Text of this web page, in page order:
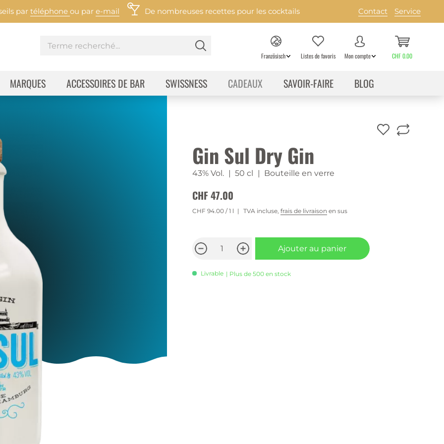
par téléphone ou par e-mail De nombreuses recettes pour les cocktails Contact Service
Französisch Listes de favoris Mon compte CHF 0.00
MARQUES ACCESSOIRES DE BAR SWISSNESS CADEAUX SAVOIR-FAIRE BLOG
Gin Sul Dry Gin
43% Vol. | 50 cl | Bouteille en verre
CHF 47.00
CHF 94.00/ 1 l TVA incluse, frais de livraison en sus
Ajouter au panier
Livrable | Plus de 500 en stock